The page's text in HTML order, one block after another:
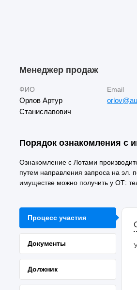
Менеджер продаж
ФИО
Орлов Артур
Станиславович
Email
Порядок ознакомления с
Ознакомление с Лотами
путем направления запроса на
имуществе можно получить у ОТ:
Процесс участия
Документы
Должник